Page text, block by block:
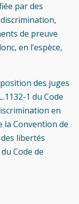
par des
de preuve
en l’espèce,
des juges
1 du Code
en
la Convention de
libertés
Code de